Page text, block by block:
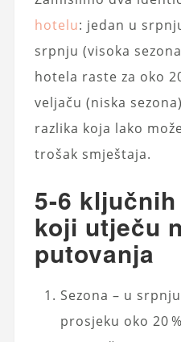
hotelu: jedan u
srpnju (visoka
hotela raste za oko
veljaču (niska
razlika koja lako
trošak smještaja.
5-6
koji utječu
putovanja
Sezona – u
prosjeku oko 20